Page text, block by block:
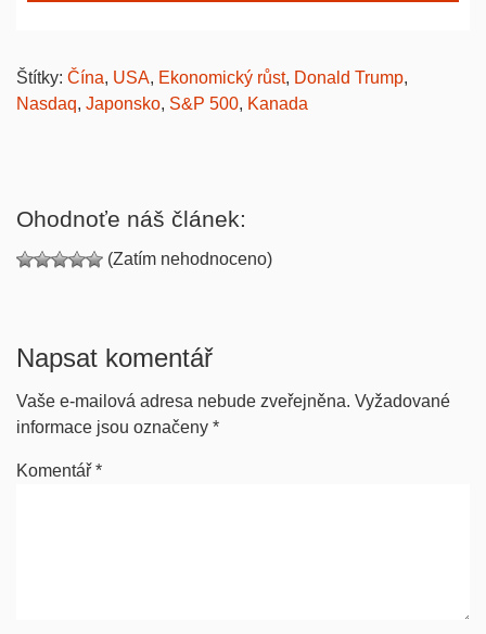
Štítky: Čína, USA, Ekonomický růst, Donald Trump,
Nasdaq, Japonsko, S&P 500, Kanada
Ohodnoťe náš článek:
(Zatím nehodnoceno)
Napsat komentář
Vaše e-mailová adresa nebude zveřejněna. Vyžadované
informace jsou označeny *
Komentář *